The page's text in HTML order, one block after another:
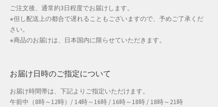
配送先住所
敬老の日特集
ご注文後、通常約3日程度でお届けします。
※但し配送上の都合で遅れることもございますので、予めご了承くだ
さい。
※商品のお届けは、日本国内に限らせていただきます。
お届け日時のご指定について
お届け時間帯は、下記よりご指定いただけます。
午前中（8時～12時）/ 14時～16時 / 16時～18時 / 18時～21時